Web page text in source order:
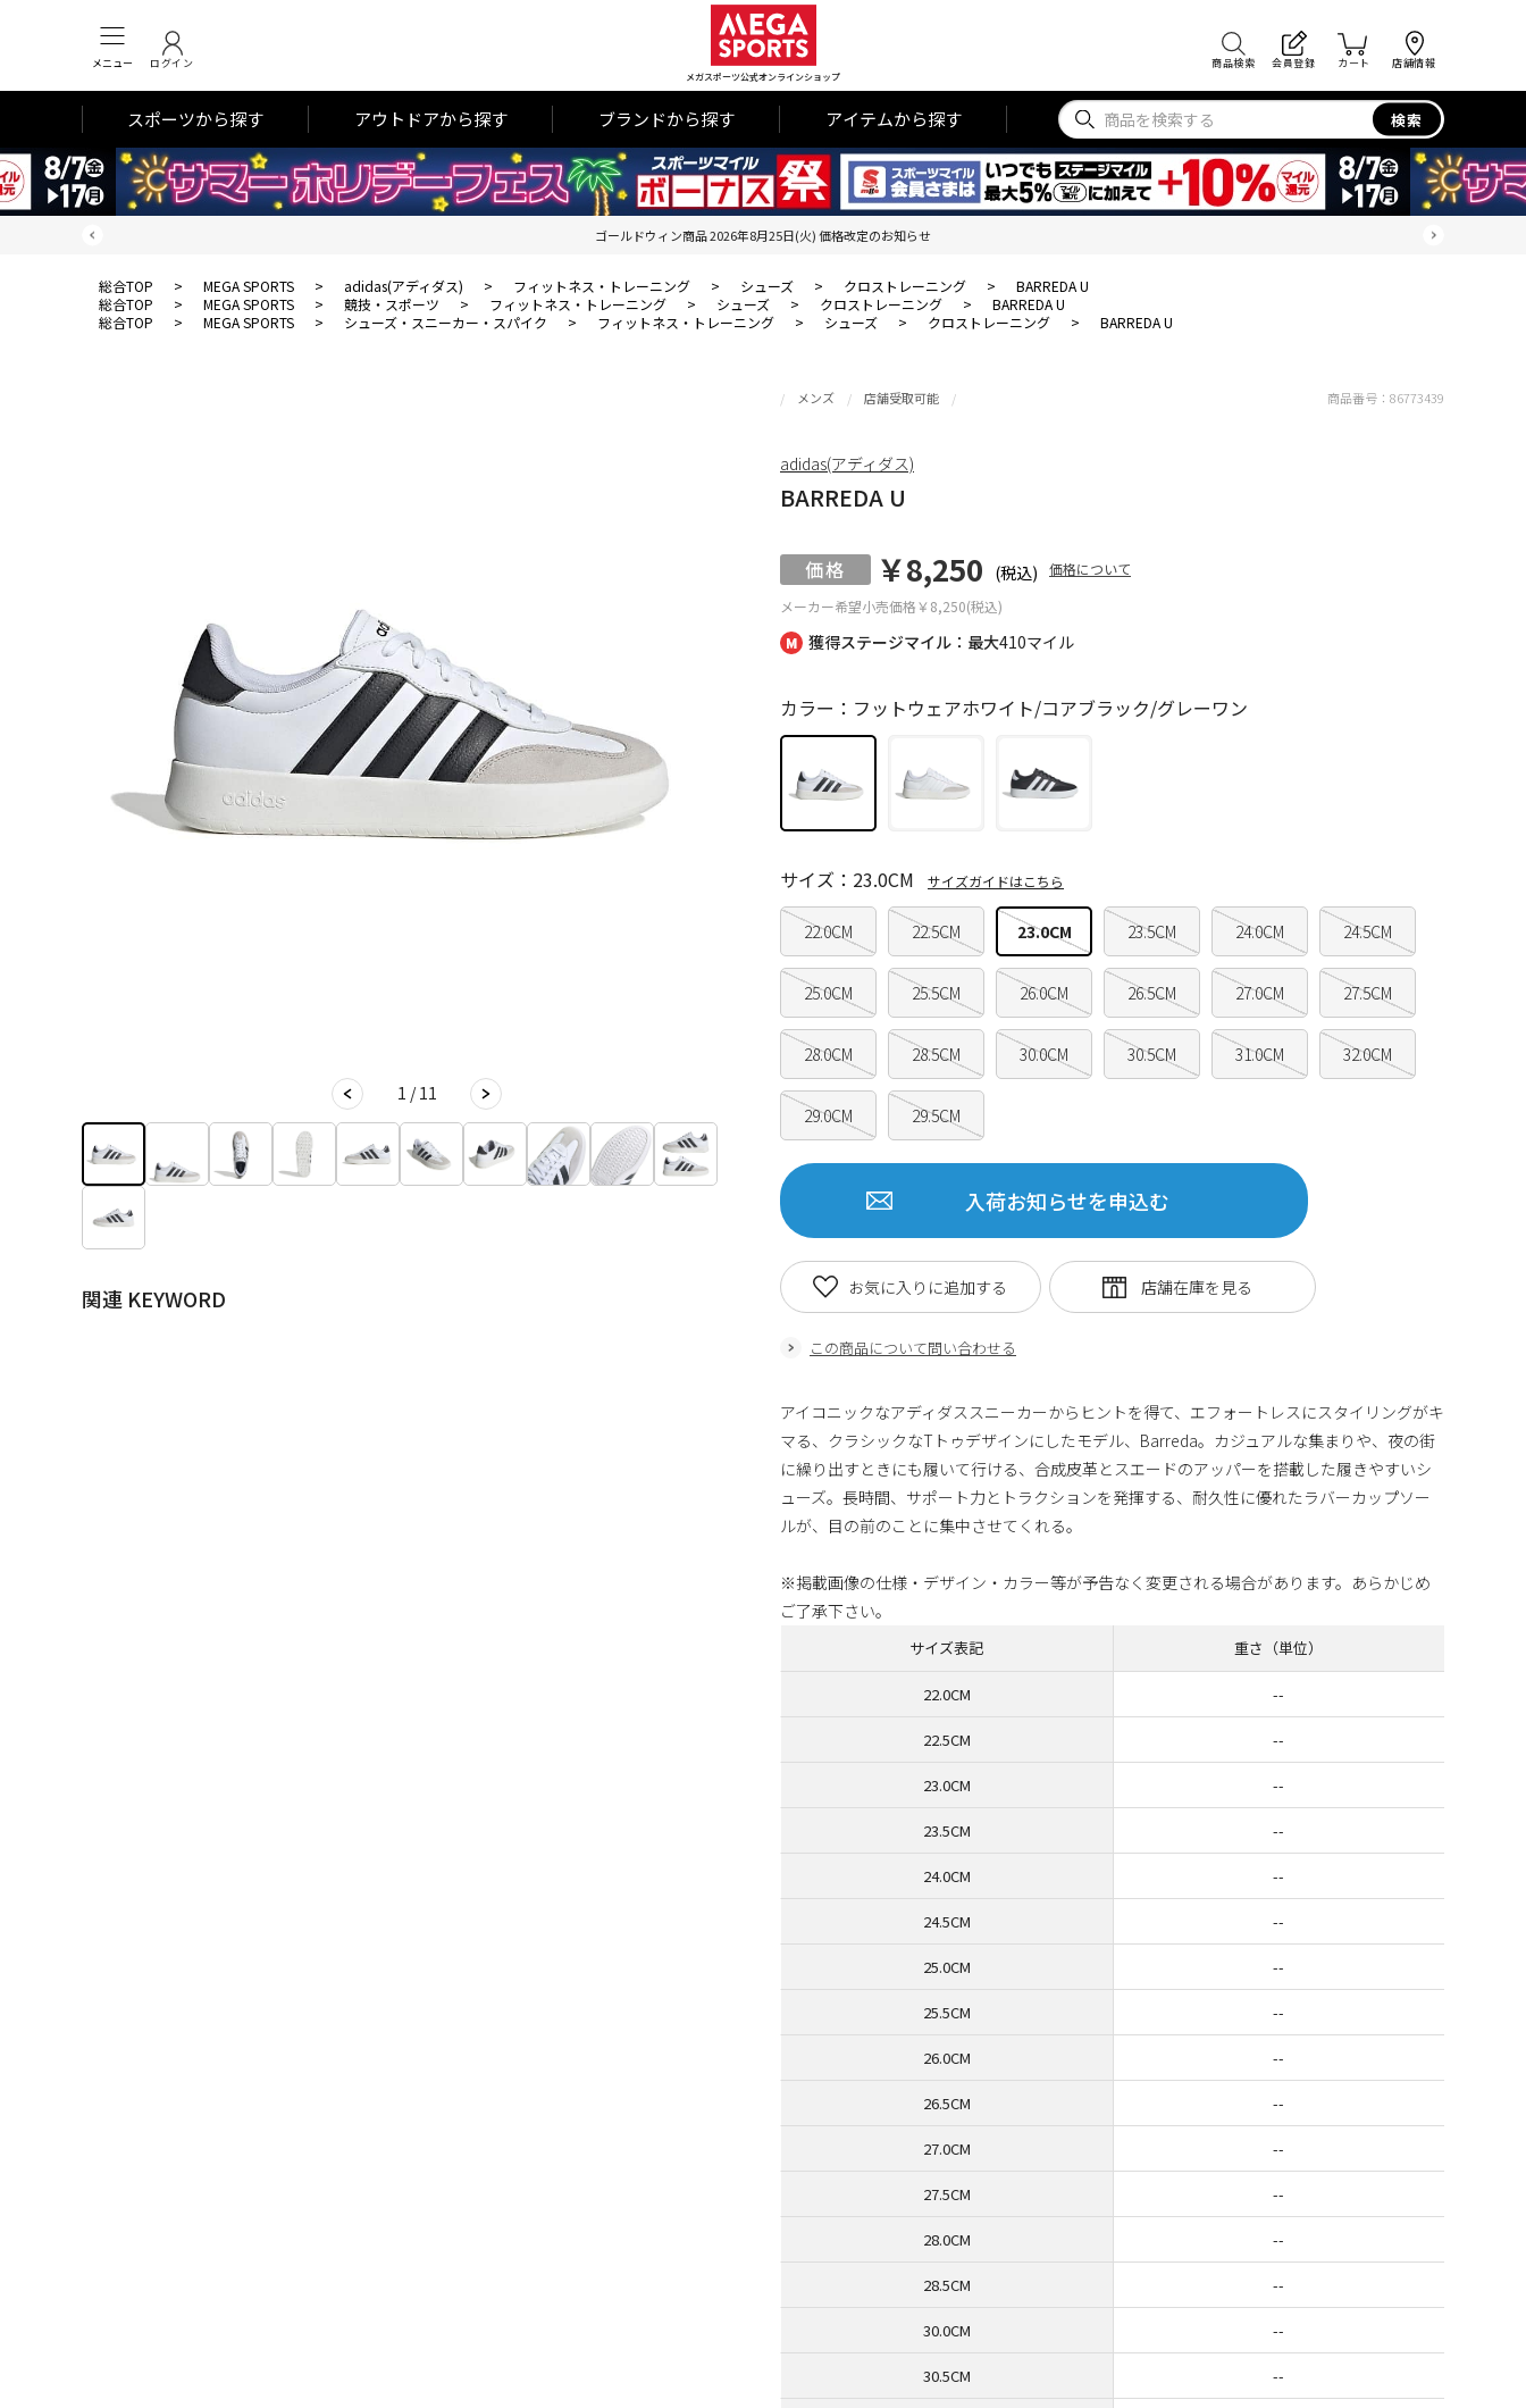
メニュー ログイン
メガスポーツ公式オンラインショップ
商品検索 会員登録 カート 店舗情報
スポーツから探す アウトドアから探す ブランドから探す アイテムから探す 検索
ゴールドウィン商品 2026年8月25日(火) 価格改定のお知らせ
総合TOP > MEGA SPORTS > adidas(アディダス) > フィットネス・トレーニング > シューズ > クロストレーニング >
BARREDA U
総合TOP
> MEGA SPORTS > 競技・スポーツ > フィットネス・トレーニング > シューズ > クロストレーニング >
BARREDA U
総合TOP
> MEGA SPORTS > シューズ・スニーカー・スパイク > フィットネス・トレーニング > シューズ > クロストレーニング > BARREDA U
1 / 11
関連 KEYWORD
獲得ステージマイル：最大410マイル
メンズ 店舗受取可能
BARREDA U
メーカー希望小売価格￥8,250(税込)
￥8,250 (税込) 価格について
カラー：フットウェアホワイト/コアブラック/グレーワン
22.0CM 22.5CM 23.0CM 23.5CM 24.0CM 24.5CM
25.0CM 25.5CM 26.0CM 26.5CM 27.0CM 27.5CM
28.0CM 28.5CM 30.0CM 30.5CM 31.0CM 32.0CM
29.0CM 29.5CM
サイズ：23.0CM サイズガイドはこちら
入荷お知らせを申込む
この商品について問い合わせる
お気に入りに追加する
商品番号： 86773439
adidas(アディダス)
アイコニックなアディダススニーカーからヒントを得て、エフォートレスにスタイリングがキ
マる、クラシックなTトゥデザインにしたモデル、Barreda。カジュアルな集まりや、夜の街
に繰り出すときにも履いて行ける、合成皮革とスエードのアッパーを搭載した履きやすいシ
ューズ。長時間、サポート力とトラクションを発揮する、耐久性に優れたラバーカップソー
ルが、目の前のことに集中させてくれる。
※掲載画像の仕様・デザイン・カラー等が予告なく変更される場合があります。あらかじめ
ご了承下さい。
サイズ表記 重さ（単位）
22.0CM --
22.5CM --
23.0CM --
23.5CM --
24.0CM --
24.5CM --
25.0CM --
25.5CM --
26.0CM --
26.5CM --
27.0CM --
27.5CM --
28.0CM --
28.5CM --
30.0CM --
30.5CM --